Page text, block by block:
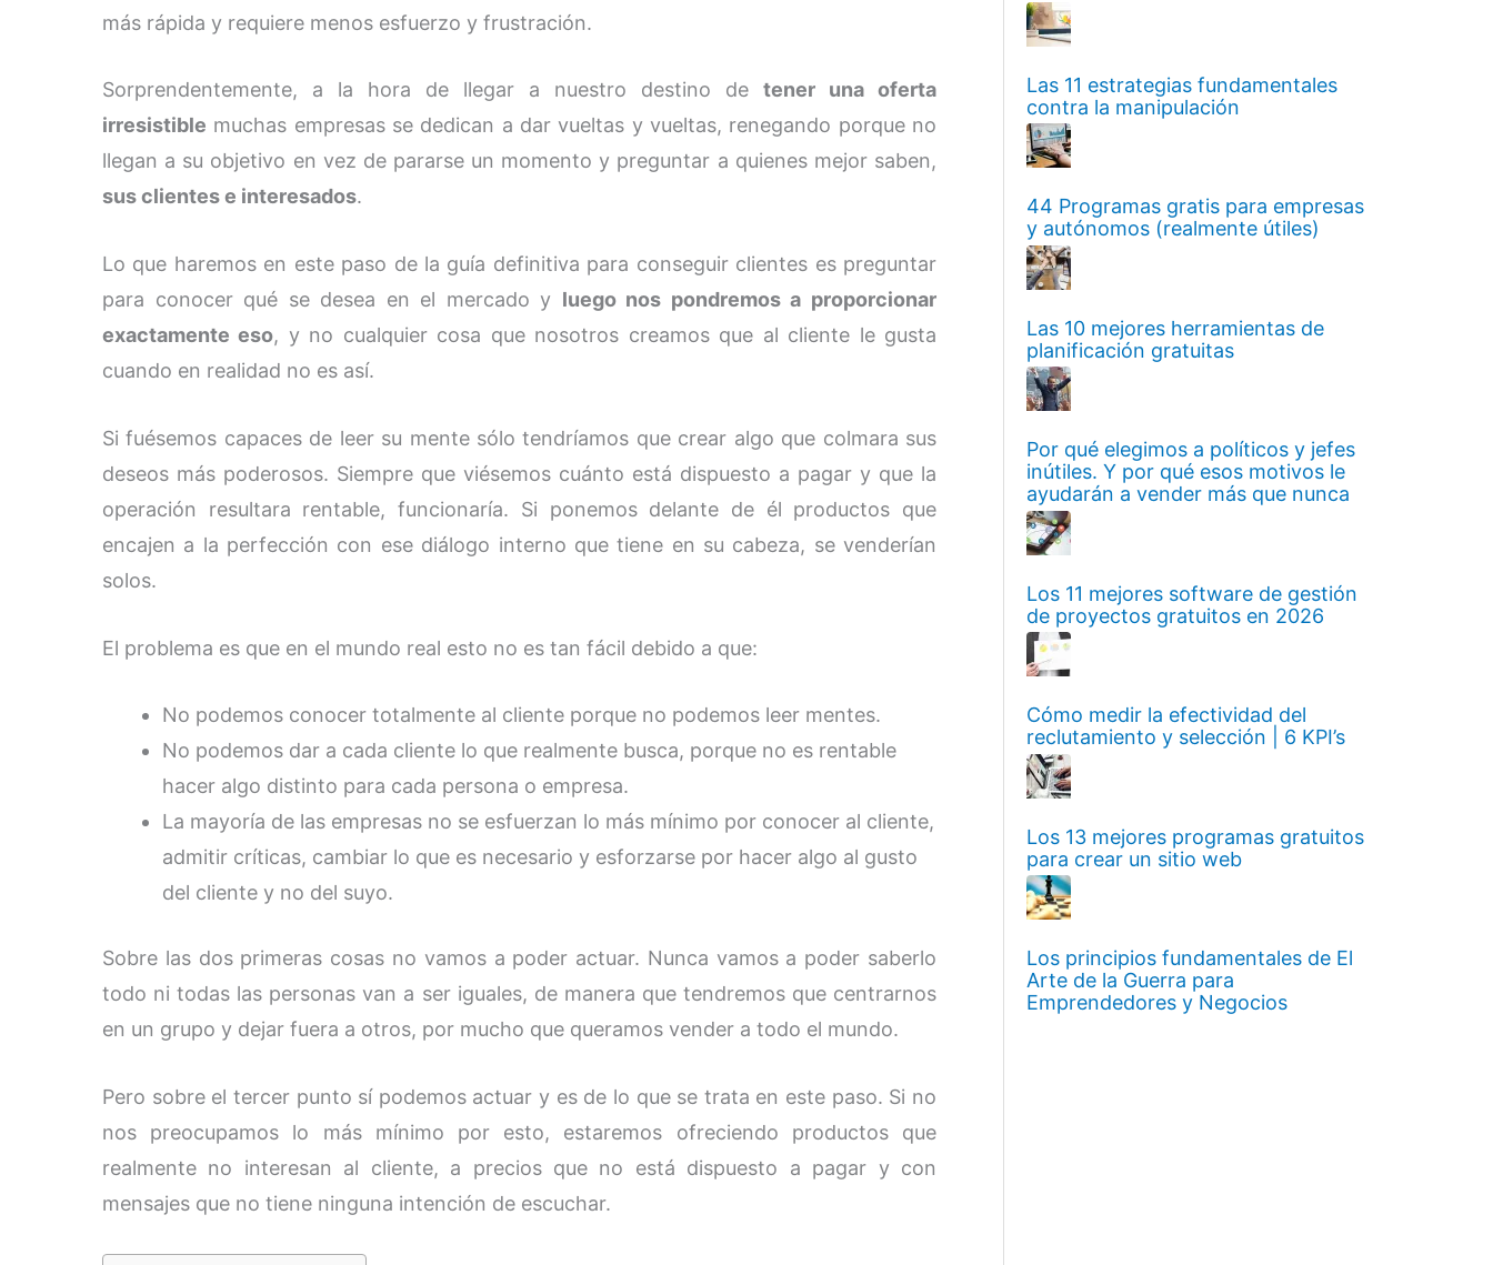
más rápida y requiere menos esfuerzo y frustración.
Sorprendentemente, a la hora de llegar a nuestro destino de tener una oferta
irresistible muchas empresas se dedican a dar vueltas y vueltas, renegando porque no
llegan a su objetivo en vez de pararse un momento y preguntar a quienes mejor saben,
sus clientes e interesados.
Lo que haremos en este paso de la guía definitiva para conseguir clientes es preguntar
para conocer qué se desea en el mercado y luego nos pondremos a proporcionar
exactamente eso, y no cualquier cosa que nosotros creamos que al cliente le gusta
cuando en realidad no es así.
Si fuésemos capaces de leer su mente sólo tendríamos que crear algo que colmara sus
deseos más poderosos. Siempre que viésemos cuánto está dispuesto a pagar y que la
operación resultara rentable, funcionaría. Si ponemos delante de él productos que
encajen a la perfección con ese diálogo interno que tiene en su cabeza, se venderían
solos.
El problema es que en el mundo real esto no es tan fácil debido a que:
No podemos conocer totalmente al cliente porque no podemos leer mentes.
No podemos dar a cada cliente lo que realmente busca, porque no es rentable
hacer algo distinto para cada persona o empresa.
La mayoría de las empresas no se esfuerzan lo más mínimo por conocer al cliente,
admitir críticas, cambiar lo que es necesario y esforzarse por hacer algo al gusto
del cliente y no del suyo.
Sobre las dos primeras cosas no vamos a poder actuar. Nunca vamos a poder saberlo
todo ni todas las personas van a ser iguales, de manera que tendremos que centrarnos
en un grupo y dejar fuera a otros, por mucho que queramos vender a todo el mundo.
Pero sobre el tercer punto sí podemos actuar y es de lo que se trata en este paso. Si no
nos preocupamos lo más mínimo por esto, estaremos ofreciendo productos que
realmente no interesan al cliente, a precios que no está dispuesto a pagar y con
mensajes que no tiene ninguna intención de escuchar.
Las 11 estrategias fundamentales
contra la manipulación
44 Programas gratis para empresas
y autónomos (realmente útiles)
Las 10 mejores herramientas de
planificación gratuitas
Por qué elegimos a políticos y jefes
inútiles. Y por qué esos motivos le
ayudarán a vender más que nunca
Los 11 mejores software de gestión
de proyectos gratuitos en 2026
Cómo medir la efectividad del
reclutamiento y selección | 6 KPI’s
Los 13 mejores programas gratuitos
para crear un sitio web
Los principios fundamentales de El
Arte de la Guerra para
Emprendedores y Negocios